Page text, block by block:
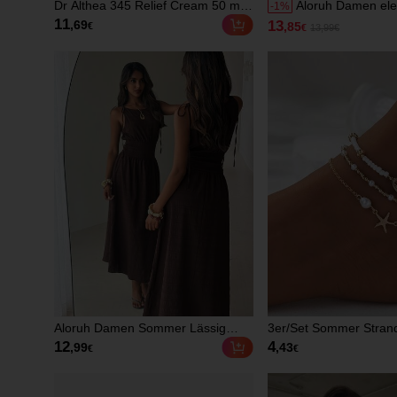
Dr Althea 345 Relief Cream 50 ml -
Gesichtscreme
11,69€
-1%
Aloruh Damen
mittellanges
Punkt-Muster,
13,85€
Aloruh Damen Sommer Lässig
Einfarbig Ärmellos Tailliertes Kleid
12,99€
3er/Set Sommer
Seestern & Muschel
Fußkettchen Set für
Chic
4,43€